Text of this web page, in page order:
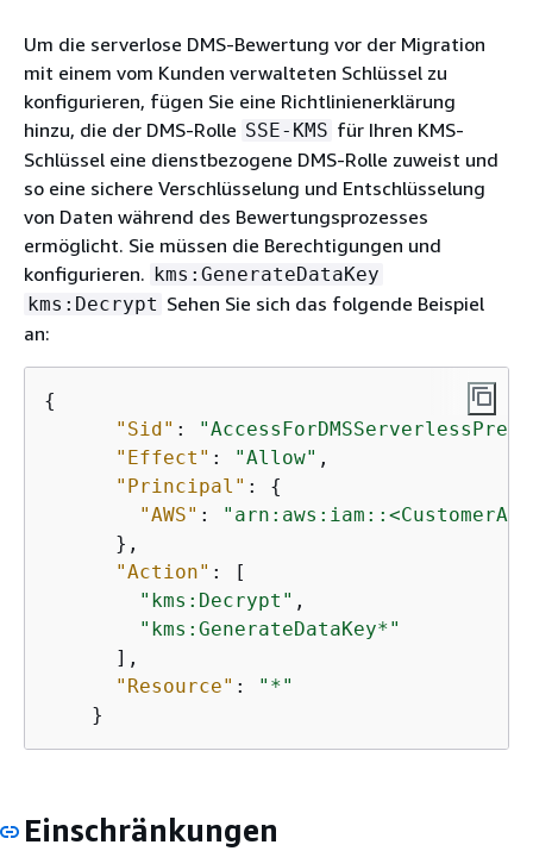
Um die serverlose DMS-Bewertung vor der Migration
mit einem vom Kunden verwalteten Schlüssel zu
konfigurieren, fügen Sie eine Richtlinienerklärung
hinzu, die der DMS-Rolle SSE-KMS für Ihren KMS-
Schlüssel eine dienstbezogene DMS-Rolle zuweist und
so eine sichere Verschlüsselung und Entschlüsselung
von Daten während des Bewertungsprozesses
ermöglicht. Sie müssen die Berechtigungen und
konfigurieren. kms:GenerateDataKey
kms:Decrypt Sehen Sie sich das folgende Beispiel
an:
{
"Sid" :
"Effect" : "Allow" ,
"Principal" : {
"AWS" :
      },
"Action" : [
"kms:Decrypt" ,
"kms:GenerateDataKey*"
      ],
"Resource" :
"*"
    }
Einschränkungen